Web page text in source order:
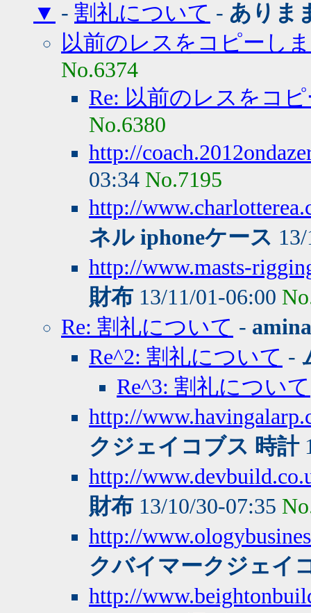
▼ - 割礼について - ありま
以前のレスをコピーし
No.6374
Re: 以前のレスをコ
No.6380
http://
03:34 No.7195
http://
ネル iphoneケース
http://www.masts-
財布 13/11/01-06:00
Re: 割礼について -
Re^2: 割礼について -
Re^3: 割礼について
http://
クジェイコブス 時計
http://
財布 13/10/30-07:35
http://
クバイマークジェイ
http://